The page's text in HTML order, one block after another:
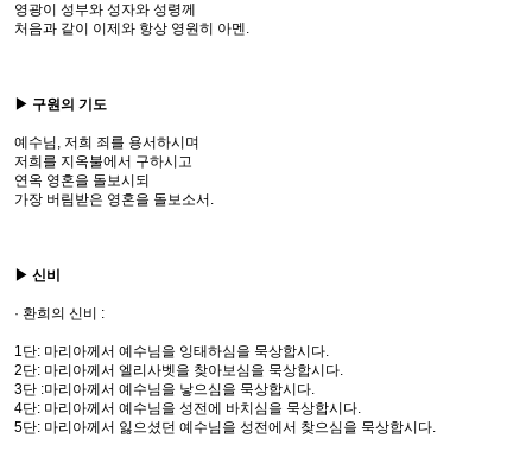
영광이 성부와 성자와 성령께
처음과 같이 이제와 항상 영원히 아멘.
▶ 구원의 기도
예수님, 저희 죄를 용서하시며
저희를 지옥불에서 구하시고
연옥 영혼을 돌보시되
가장 버림받은 영혼을 돌보소서.
▶ 신비
· 환희의 신비 :
1단: 마리아께서 예수님을 잉태하심을 묵상합시다.
2단: 마리아께서 엘리사벳을 찾아보심을 묵상합시다.
3단 :마리아께서 예수님을 낳으심을 묵상합시다.
4단: 마리아께서 예수님을 성전에 바치심을 묵상합시다.
5단: 마리아께서 잃으셨던 예수님을 성전에서 찾으심을 묵상합시다.